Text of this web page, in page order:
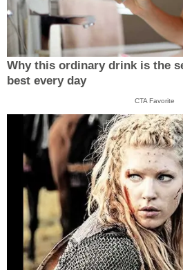
Why this ordinary drink is the
best every day
CTA Favorite